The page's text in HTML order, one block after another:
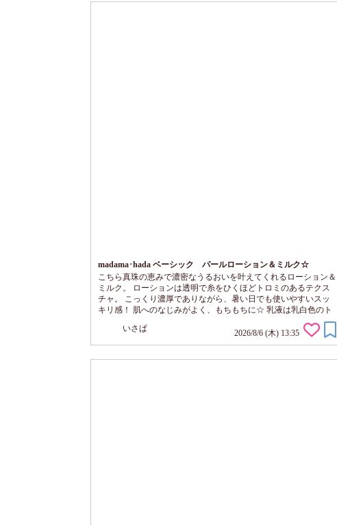
madama･hada ベーシック パールローション＆ミルク☆
こちら真珠の恵みで濃密なうるおいを叶えてくれるローション＆
ミルク。 ローションは透明で糸をひくほどトロミのあるテクス
チャ。 こっくり濃厚でありながら、暑い日でも使いやすいスッ
キリ感！ 肌へのなじみがよく、もちもちに☆ 乳液は乳白色のト
ロリとしたテクスチャ。 穴から振り出すタイプで量を多く出し
やすいので注意。 べたつかず、軽い使い心地なのに・・ふんわ
り柔らかな濃密仕上がり！ 使用量で好みのうるおい感に調節で
いさぱ 2026/8/6 (木) 13:35